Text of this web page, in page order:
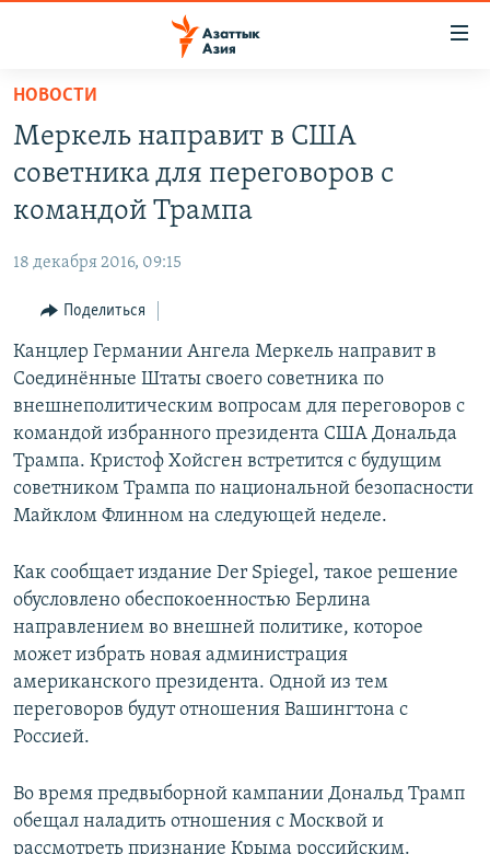
Вернуться
основному
содержанию
главной
навигации
Вернутся
поиску
КАЗАХСТАН
ТАДЖИКИСТАН
НОВОСТИ
ВОЙНА В УКРАИНЕ
ҚАЗАҚША
КЫРГЫЗЧА
ЎЗБЕКЧА
ТОҶИКӢ
TÜRKMENÇE
НОВОСТИ
Меркель направит в США
советника для переговоров с
командой Трампа
18 декабря 2016, 09:15
Поделиться
Канцлер Германии Ангела Меркель направит в
Соединённые Штаты своего советника по
внешнеполитическим вопросам для переговоров с
командой избранного президента США Дональда
Трампа. Кристоф Хойсген встретится с будущим
советником Трампа по национальной безопасности
Майклом Флинном на следующей неделе.
Как сообщает издание Der Spiegel, такое решение
обусловлено обеспокоенностью Берлина
направлением во внешней политике, которое
может избрать новая администрация
американского президента. Одной из тем
переговоров будут отношения Вашингтона с
Россией.
Во время предвыборной кампании Дональд Трамп
обещал наладить отношения с Москвой и
рассмотреть признание Крыма российским.